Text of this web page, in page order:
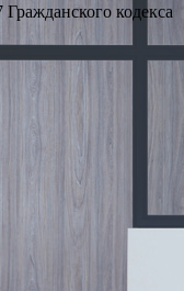
кодекса